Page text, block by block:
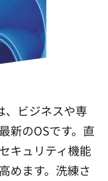
、ビジネスや専
新のOSです。直
キュリティ機能
めます。洗練さ